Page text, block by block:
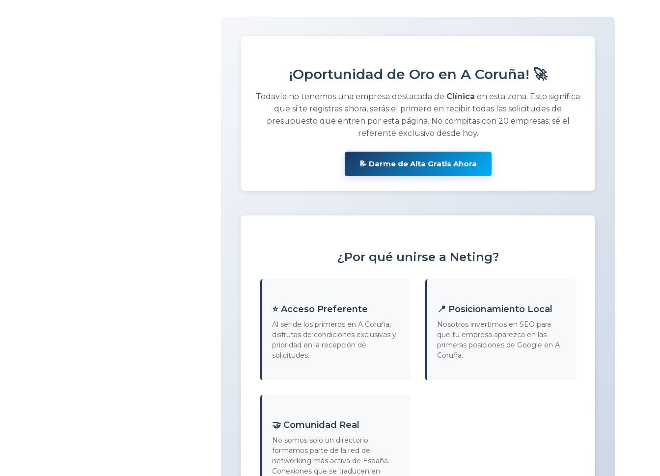
¡Oportunidad de Oro en A Coruña! 🚀
Todavía no tenemos una empresa destacada de Clínica en esta zona. Esto significa
que si te registras ahora, serás el primero en recibir todas las solicitudes de
presupuesto que entren por esta página. No compitas con 20 empresas; sé el
referente exclusivo desde hoy.
📝 Darme de Alta Gratis Ahora
¿Por qué unirse a Neting?
⭐ Acceso Preferente
Al ser de los primeros en A Coruña,
disfrutas de condiciones exclusivas y
prioridad en la recepción de
solicitudes.
📍 Posicionamiento Local
Nosotros invertimos en SEO para
que tu empresa aparezca en las
primeras posiciones de Google en A
Coruña.
🤝 Comunidad Real
No somos solo un directorio;
formamos parte de la red de
networking más activa de España.
Conexiones que se traducen en